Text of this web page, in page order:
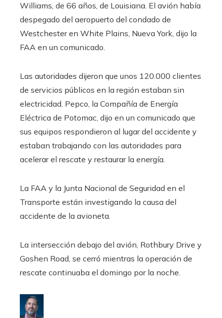
Williams, de 66 años, de Louisiana. El avión había
despegado del aeropuerto del condado de
Westchester en White Plains, Nueva York, dijo la
FAA en un comunicado.
Las autoridades dijeron que unos 120.000 clientes
de servicios públicos en la región estaban sin
electricidad. Pepco, la Compañía de Energía
Eléctrica de Potomac, dijo en un comunicado que
sus equipos respondieron al lugar del accidente y
estaban trabajando con las autoridades para
acelerar el rescate y restaurar la energía.
La FAA y la Junta Nacional de Seguridad en el
Transporte están investigando la causa del
accidente de la avioneta.
La intersección debajo del avión, Rothbury Drive y
Goshen Road, se cerró mientras la operación de
rescate continuaba el domingo por la noche.